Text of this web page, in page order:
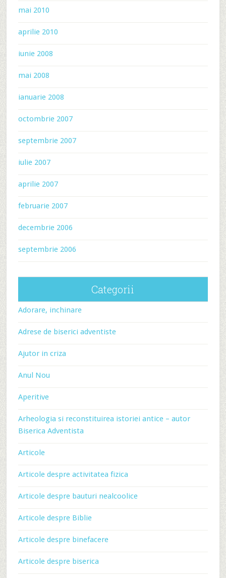
mai 2010
aprilie 2010
iunie 2008
mai 2008
ianuarie 2008
octombrie 2007
septembrie 2007
iulie 2007
aprilie 2007
februarie 2007
decembrie 2006
septembrie 2006
Categorii
Adorare, inchinare
Adrese de biserici adventiste
Ajutor in criza
Anul Nou
Aperitive
Arheologia si reconstituirea istoriei antice – autor
Biserica Adventista
Articole
Articole despre activitatea fizica
Articole despre bauturi nealcoolice
Articole despre Biblie
Articole despre binefacere
Articole despre biserica